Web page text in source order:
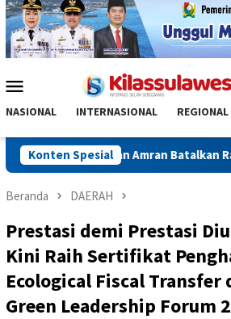
Mobile
NASIONAL INTERNASIONAL REGIONAL
Konten Spesial
Mentan Amran Batalkan Rapat
Beranda DAERAH
Prestasi demi Prestasi
Kini Raih Sertifikat
Ecological Fiscal
Green Leadership Forum